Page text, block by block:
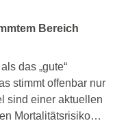
Bereich
das „gute“
stimmt offenbar nur
sind einer aktuellen
Mortalitätsrisiko